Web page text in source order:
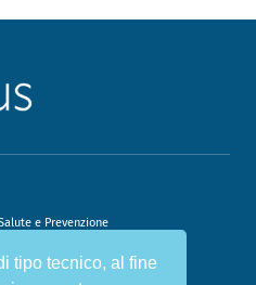
tipo tecnico, al fine
e Prevenzione
Direzione scientifica